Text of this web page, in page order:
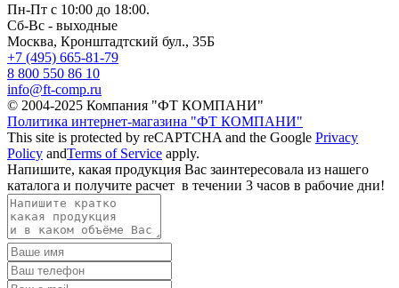
Пн-Пт с 10:00 до 18:00.
Сб-Вс - выходные
Москва, Кронштадтский бул., 35Б
+7 (495) 665-81-79
8 800 550 86 10
info@ft-comp.ru
© 2004-2025 Компания "ФТ КОМПАНИ"
Политика интернет-магазина "ФТ КОМПАНИ"
This site is protected by reCAPTCHA and the Google Privacy
Policy andTerms of Service apply.
Напишите, какая продукция Вас заинтересовала из нашего
каталога и получите расчет в течении 3 часов в рабочие дни!